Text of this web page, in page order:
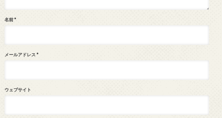
名前 *
メールアドレス *
ウェブサイト